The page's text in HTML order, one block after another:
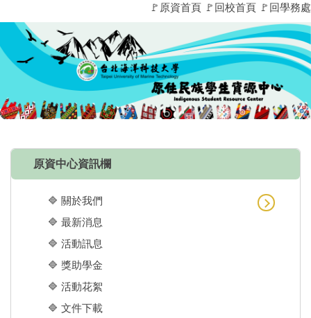
到
要
區
🚩原資首頁 🚩回校首頁 🚩回學務處
原資中心資訊欄
🔷 關於我們
🔷 最新消息
🔷 活動訊息
🔷 獎助學金
🔷 活動花絮
🔷 文件下載